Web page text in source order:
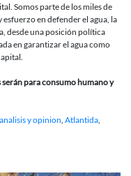
Somos parte de los miles de
en defender el agua, la
desde una posición política
en garantizar el agua como
para consumo humano y
analisis y opinion Atlantida